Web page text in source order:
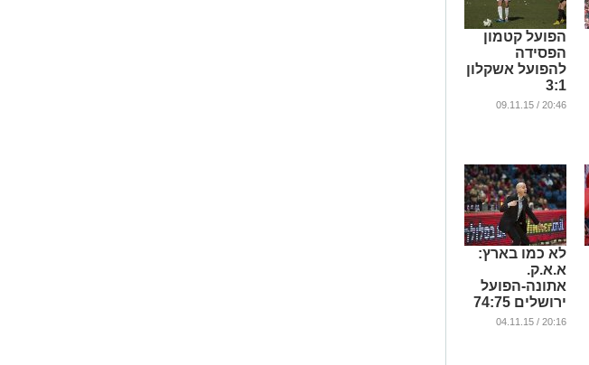
הפועל קטמון
הפסידה
להפועל אשקלון
3:1
...
20:46 / 09.11.15
לא כמו בארץ:
א.א.ק.
אתונה-הפועל
ירושלים 74:75
...
20:16 / 04.11.15